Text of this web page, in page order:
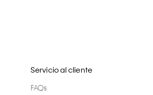
Servicio al cliente
FAQs